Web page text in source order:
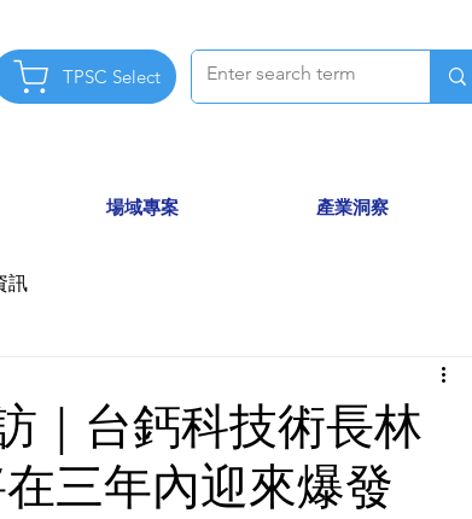
TPSC Select
場域專案 產業洞察
訊
｜台鈣科技術長林
三年內迎來爆發